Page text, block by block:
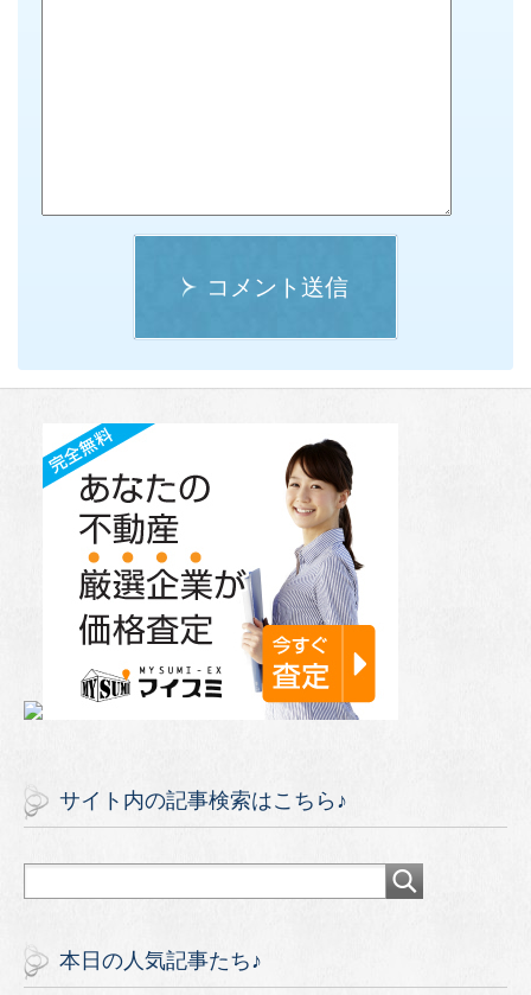
コメント送信
サイト内の記事検索はこちら♪
本日の人気記事たち♪